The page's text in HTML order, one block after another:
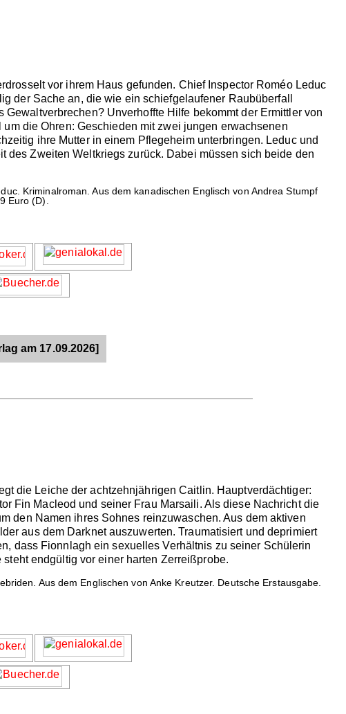
vor ihrem Haus gefunden. Chief Inspector Roméo Leduc
der Sache an, die wie ein schiefgelaufener Raubüberfall
Unverhoffte Hilfe bekommt der Ermittler von
die Ohren: Geschieden mit zwei jungen erwachsenen
ihre Mutter in einem Pflegeheim unterbringen. Leduc und
Zweiten Weltkriegs zurück. Dabei müssen sich beide den
Kriminalroman. Aus dem kanadischen Englisch von Andrea Stumpf
Euro (D).
am 17.09.2026]
die Leiche der achtzehnjährigen Caitlin. Hauptverdächtiger:
Fin Macleod und seiner Frau Marsaili. Als diese Nachricht die
den Namen ihres Sohnes reinzuwaschen. Aus dem aktiven
aus dem Darknet auszuwerten. Traumatisiert und deprimiert
dass Fionnlagh ein sexuelles Verhältnis zu seiner Schülerin
endgültig vor einer harten Zerreißprobe.
Aus dem Englischen von Anke Kreutzer. Deutsche Erstausgabe.